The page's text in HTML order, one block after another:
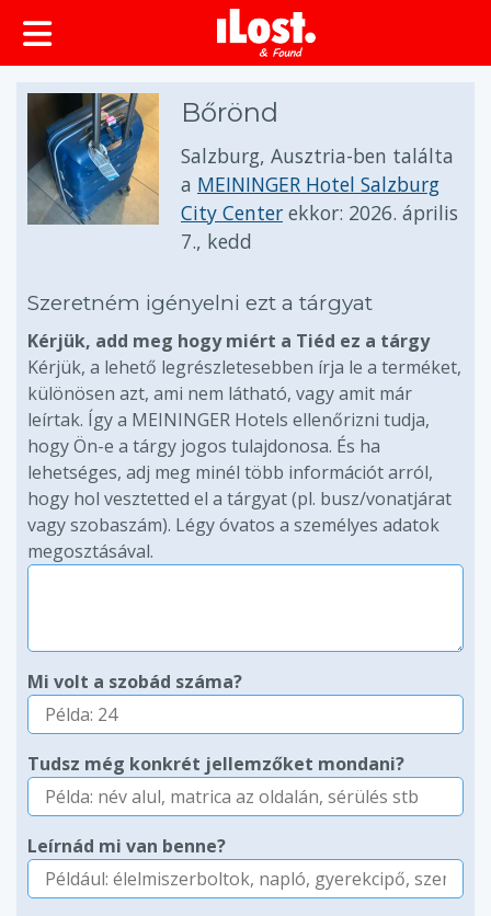
Bőrönd
Salzburg, Ausztria-ben találta
a MEININGER Hotel Salzburg
City Center ekkor: 2026. április
7., kedd
Szeretném igényelni ezt a tárgyat
Kérjük, add meg hogy miért a Tiéd ez a tárgy
Kérjük, a lehető legrészletesebben írja le a terméket,
különösen azt, ami nem látható, vagy amit már
leírtak. Így a MEININGER Hotels ellenőrizni tudja,
hogy Ön-e a tárgy jogos tulajdonosa. És ha
lehetséges, adj meg minél több információt arról,
hogy hol vesztetted el a tárgyat (pl. busz/vonatjárat
vagy szobaszám). Légy óvatos a személyes adatok
megosztásával.
Mi volt a szobád száma?
Tudsz még konkrét jellemzőket mondani?
Leírnád mi van benne?